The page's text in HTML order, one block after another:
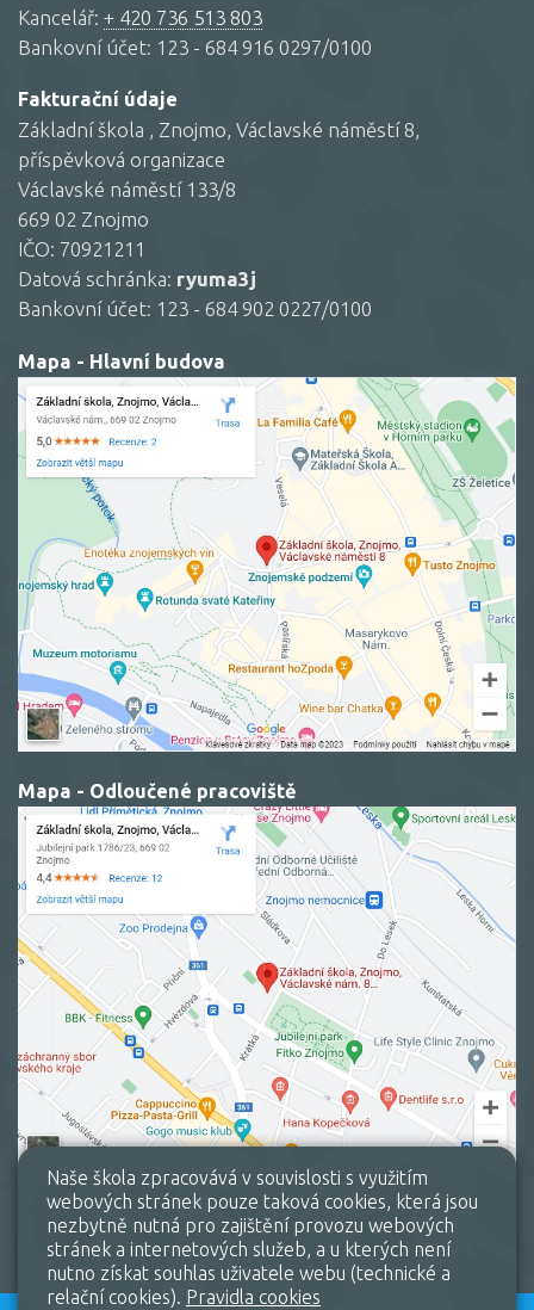
Kancelář: + 420 736 513 803
Bankovní účet: 123 - 684 916 0297/0100
Fakturační údaje
Základní škola , Znojmo, Václavské náměstí 8,
příspěvková organizace
Václavské náměstí 133/8
669 02 Znojmo
IČO: 70921211
Datová schránka: ryuma3j
Bankovní účet: 123 - 684 902 0227/0100
Mapa - Hlavní budova
Mapa - Odloučené pracoviště
Naše škola zpracovává v souvislosti s využitím
webových stránek pouze taková cookies, která jsou
nezbytně nutná pro zajištění provozu webových
stránek a internetových služeb, a u kterých není
nutno získat souhlas uživatele webu (technické a
relační cookies). Pravidla cookies